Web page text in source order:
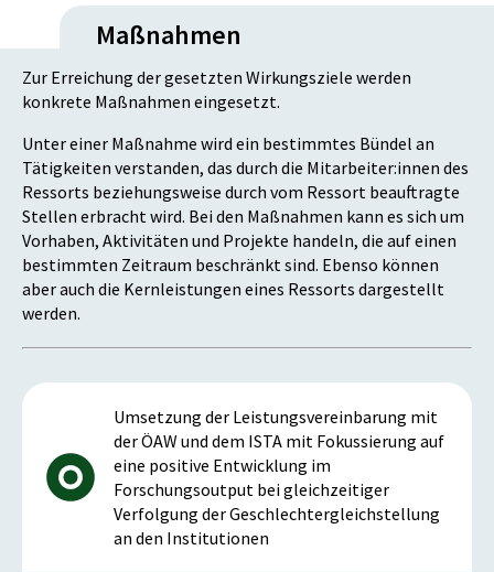
Maßnahmen
Zur Erreichung der gesetzten Wirkungsziele werden
konkrete Maßnahmen eingesetzt.
Unter einer Maßnahme wird ein bestimmtes Bündel an
Tätigkeiten verstanden, das durch die Mitarbeiter:innen des
Ressorts beziehungsweise durch vom Ressort beauftragte
Stellen erbracht wird. Bei den Maßnahmen kann es sich um
Vorhaben, Aktivitäten und Projekte handeln, die auf einen
bestimmten Zeitraum beschränkt sind. Ebenso können
aber auch die Kernleistungen eines Ressorts dargestellt
werden.
Umsetzung der Leistungsvereinbarung mit
der ÖAW und dem ISTA mit Fokussierung auf
eine positive Entwicklung im
Forschungsoutput bei gleichzeitiger
Verfolgung der Geschlechtergleichstellung
an den Institutionen